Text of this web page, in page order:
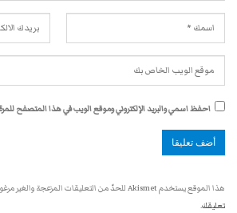
احفظ اسمي والبريد الإلكتروني وموقع الويب في هذا المتصفح للمرة
هذا الموقع يستخدم Akismet للحدّ من التعليقات المزعجة والغير مرغوبة.
تعليقك.